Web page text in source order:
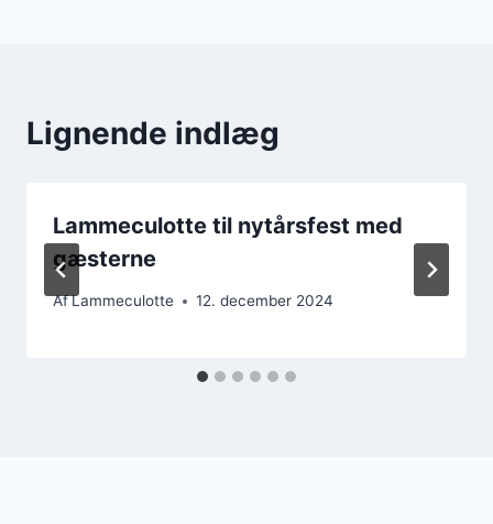
Lignende indlæg
Lammeculotte til nytårsfest med
gæsterne
AfLammeculotte 12. december 2024